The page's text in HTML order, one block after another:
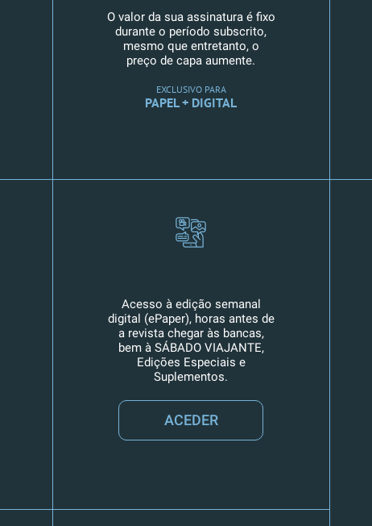
O valor da sua assinatura é fixo
durante o período subscrito,
mesmo que entretanto, o
preço de capa aumente.
EXCLUSIVO PARA
PAPEL + DIGITAL
Acesso à edição semanal
digital (ePaper), horas antes de
a revista chegar às bancas,
bem à SÁBADO VIAJANTE,
Edições Especiais e
Suplementos.
ACEDER